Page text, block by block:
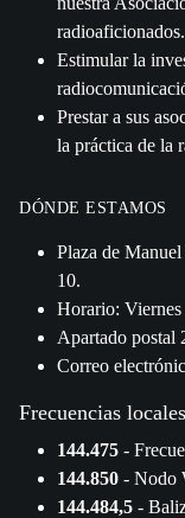
radioaficionados.
Estimular la
Prestar a sus
la práctica de la
DÓNDE ESTAMOS
Plaza de
10.
Horario: Viernes
Apartado postal
Correo
Frecuencias locales
144.475 -
144.850 - Nodo
144.484,5 -